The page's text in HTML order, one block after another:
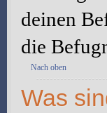
deinen
die
Nach oben
Was